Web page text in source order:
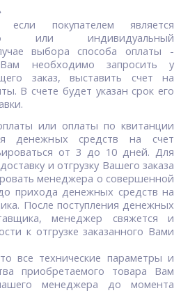
покупателем является
или индивидуальный
выбора способа оплаты -
необходимо запросить у
заказ, выставить счет на
В счете будет указан срок его
или оплаты по квитанции
денежных средств на счет
от 3 до 10 дней. Для
и отгрузку Вашего заказа
менеджера о совершенной
прихода денежных средств на
После поступления денежных
менеджер свяжется и
к отгрузке заказанного Вами
все технические параметры и
приобретаемого товара Вам
менеджера до момента